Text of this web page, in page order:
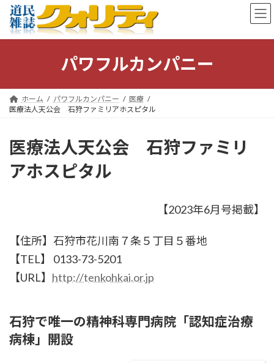
ン
キ
ー
に
パワフルカンパニー
ホーム パワフルカンパニー
医療
医療法人天公会 石狩ファミリアホスピタル
医療法人天公会 石狩ファミリ
アホスピタル
【2023年6月号掲載】
【住所】石狩市花川南７条５丁目５番地
【TEL】 0133-73-5201
【URL】 http://tenkohkai.or.jp
石狩で唯一の精神科専門病院「認知症治療
病棟」開設